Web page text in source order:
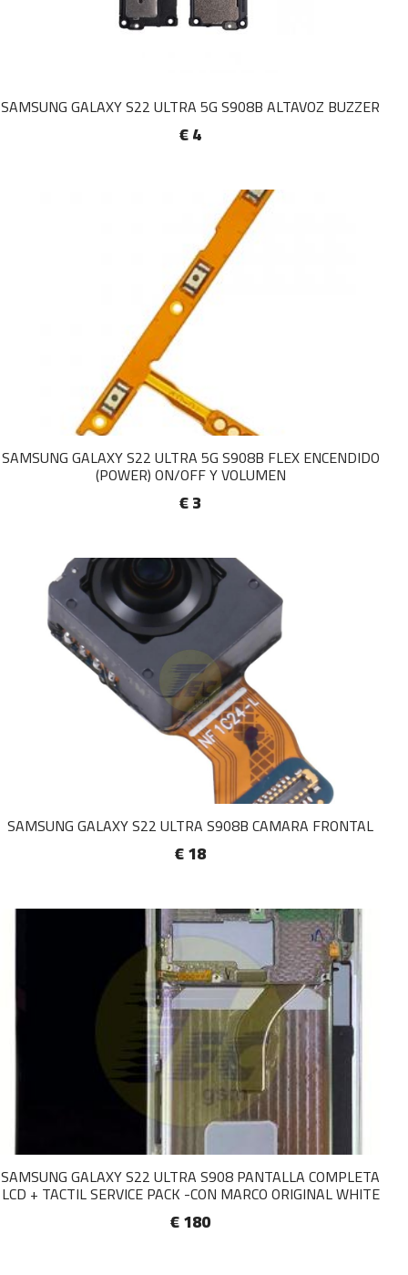
SAMSUNG GALAXY S22 ULTRA 5G S908B ALTAVOZ BUZZER
€ 4
SAMSUNG GALAXY S22 ULTRA 5G S908B FLEX ENCENDIDO
(POWER) ON/OFF Y VOLUMEN
€ 3
SAMSUNG GALAXY S22 ULTRA S908B CAMARA FRONTAL
€ 18
SAMSUNG GALAXY S22 ULTRA S908 PANTALLA COMPLETA
LCD + TACTIL SERVICE PACK -CON MARCO ORIGINAL WHITE
€ 180